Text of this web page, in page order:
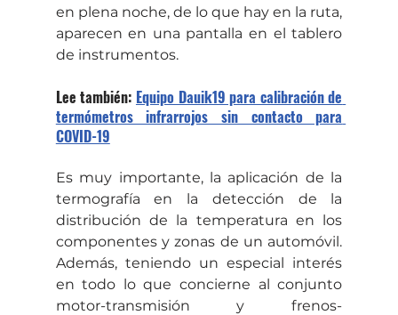
en plena noche, de lo que hay en la ruta,
aparecen en una pantalla en el tablero
de instrumentos.
Lee también: Equipo Dauik19 para calibración de
termómetros infrarrojos sin contacto para
COVID-19
Es muy importante, la aplicación de la
termografía en la detección de la
distribución de la temperatura en los
componentes y zonas de un automóvil.
Además, teniendo un especial interés
en todo lo que concierne al conjunto
motor-transmisión y frenos-